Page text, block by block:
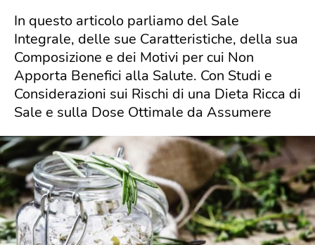
In questo articolo parliamo del Sale
Integrale, delle sue Caratteristiche, della sua
Composizione e dei Motivi per cui Non
Apporta Benefici alla Salute. Con Studi e
Considerazioni sui Rischi di una Dieta Ricca di
Sale e sulla Dose Ottimale da Assumere